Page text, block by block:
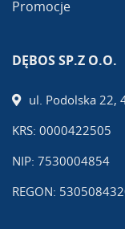
Promocje
DĘBOS SP.Z O.O.
ul. Podolska 22,
KRS: 0000422505
NIP: 7530004854
REGON: